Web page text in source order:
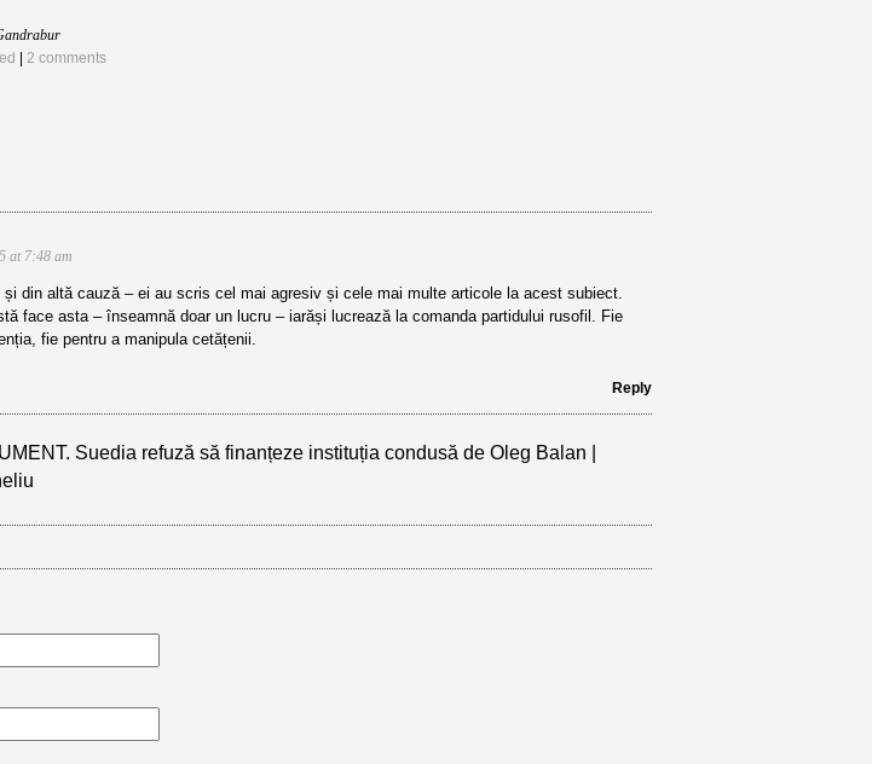
2 comments
at 7:48 am
și din altă cauză – ei au scris cel mai agresiv și cele mai multe articole la acest subiect.
face asta – înseamnă doar un lucru – iarăși lucrează la comanda partidului rusofil. Fie
fie pentru a manipula cetățenii.
Reply
Suedia refuză să finanțeze instituția condusă de Oleg Balan |